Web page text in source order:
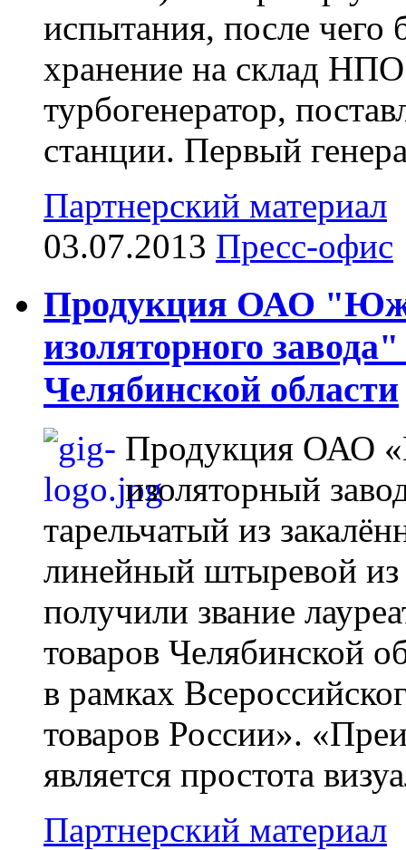
испытания, после чего
хранение на склад
турбогенератор,
станции. Первый
Партнерский материал
03.07.2013 Пресс-офис
Продукция ОАО
изоляторного
Челябинской области
Продукция ОАО
изоляторный
тарельчатый из
линейный штыревой
получили звание
товаров Челябинской
в рамках
товаров России».
является простота
Партнерский материал